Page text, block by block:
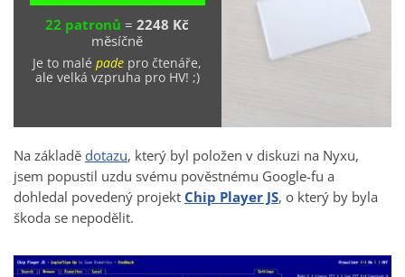
22 patronů =2248 Kč
měsíčně
Je to malépade pro čtenáře,
ale velká vzpruha pro HV! ;)
Na základědotazu, který byl položen v diskuzi na Nyxu,
jsem popustil uzdu svému pověstnému Google-fu a
dohledal povedený projektChip Player JS, o který by byla
škoda se nepodělit.